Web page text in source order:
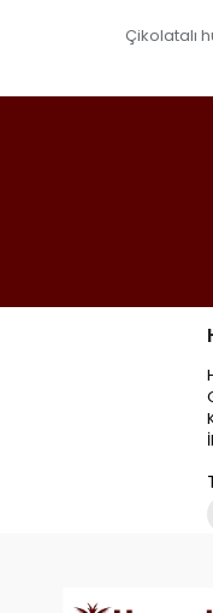
Çikolatalı